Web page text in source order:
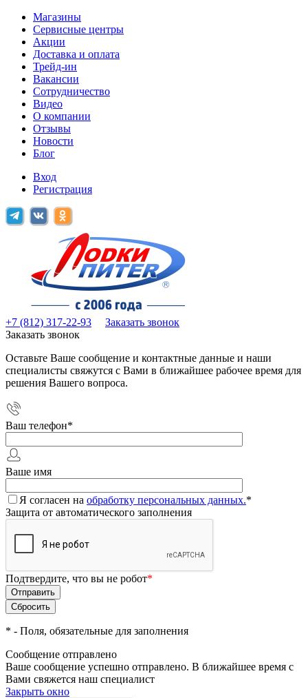
Магазины
Сервисные центры
Акции
Доставка и оплата
Трейд-ин
Вакансии
Сотрудничество
Видео
О компании
Отзывы
Новости
Блог
Вход
Регистрация
+7 (812) 317-22-93
Заказать звонок
Заказать звонок
Оставьте Ваше сообщение и контактные данные и наши
специалисты свяжутся с Вами в ближайшее рабочее время для
решения Вашего вопроса.
Ваш телефон*
Ваше имя
Я согласен на обработку персональных данных.*
Защита от автоматического заполнения
Подтвердите, что вы не робот*
* - Поля, обязательные для заполнения
Сообщение отправлено
Ваше сообщение успешно отправлено. В ближайшее время с
Вами свяжется наш специалист
Закрыть окно